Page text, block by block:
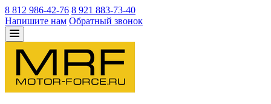
8 812 986-42-76 8 921 883-73-40
Напишите нам Обратный звонок